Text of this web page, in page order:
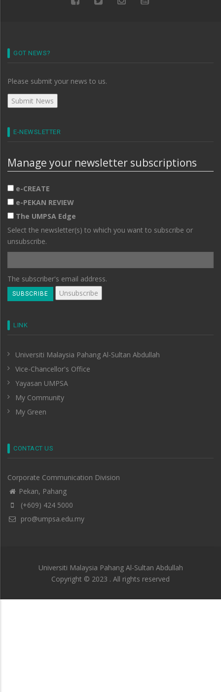
GOT NEWS?
Please submit your news to us.
E-NEWSLETTER
Manage your newsletter subscriptions
e-CREATE
e-PEKAN REVIEW
The UMPSA Edge
Select the newsletter(s) to which you want to subscribe or
unsubscribe.
The subscriber's email address.
LINK
Universiti Malaysia Pahang Al-Sultan Abdullah
Vice-Chancellor's Office
Yayasan UMPSA
My Community
My Green
CONTACT US
Corporate Communication Division
Pekan, Pahang
(+609) 424 5000
pro@umpsa.edu.my
Universiti Malaysia Pahang Al-Sultan Abdullah
Copyright © 2023 . All rights reserved